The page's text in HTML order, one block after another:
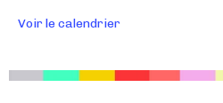
v
n
Voir le calendrier